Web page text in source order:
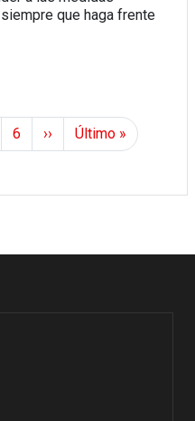
que haga frente
Page
6 Siguiente página
›› Última página
Último »